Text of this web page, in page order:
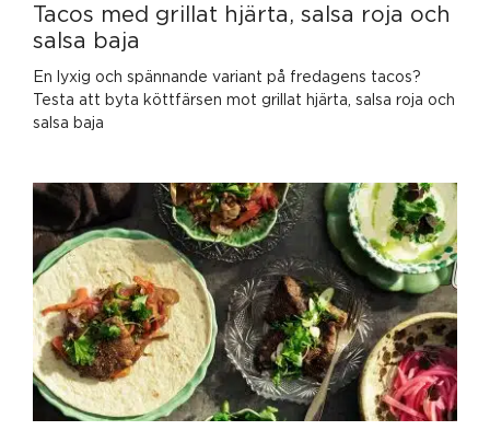
Tacos med grillat hjärta, salsa roja och
salsa baja
En lyxig och spännande variant på fredagens tacos?
Testa att byta köttfärsen mot grillat hjärta, salsa roja och
salsa baja